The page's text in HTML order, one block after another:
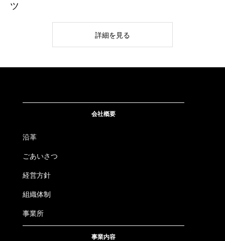
ツ
詳細を見る
会社概要
沿革
ごあいさつ
経営方針
組織体制
事業所
事業内容